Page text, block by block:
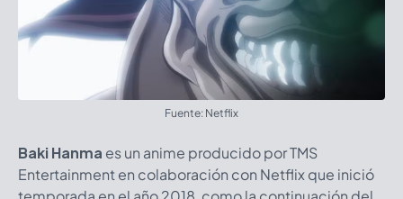
Fuente: Netflix
Baki Hanma es un anime producido por TMS
Entertainment en colaboración con Netflix que inició